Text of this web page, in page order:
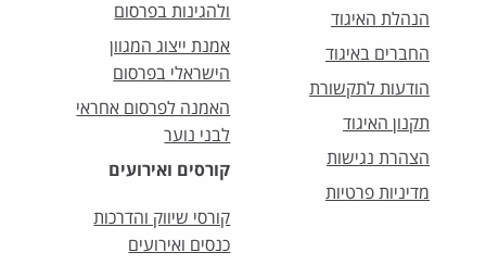
הנהלת האיגוד
החברים באיגוד
הודעות לתקשורת
תקנון האיגוד
הצהרת נגישות
מדיניות פרטיות
ולהגינות בפרסום
אמנת ייצוג המגוון
הישראלי בפרסום
האמנה לפרסום אחראי
לבני נוער
קורסים ואירועים
קורסי שיווק והדרכות
כנסים ואירועים